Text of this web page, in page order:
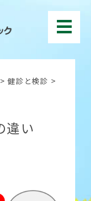
>健診と検診 >
違い